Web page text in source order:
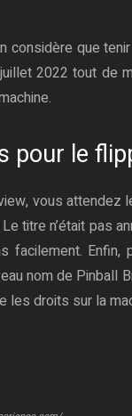
considère que
2022 tout de
pour le
vous attendez
titre n’était pas
facilement.
nom de
les droits sur la